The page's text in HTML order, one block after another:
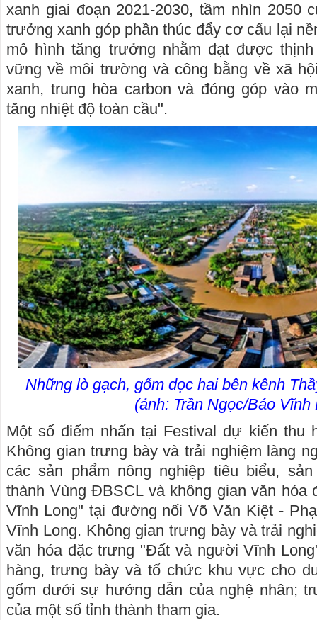
xanh giai đoạn 2021-2030, tầm nhìn 2050
trưởng xanh góp phần thúc đẩy cơ cấu lại
mô hình tăng trưởng nhằm đạt được
vững về môi trường và công bằng về xã
xanh, trung hòa carbon và đóng góp vào
tăng nhiệt độ toàn cầu".
Những lò gạch, gốm dọc hai bên kênh
(ảnh: Trần Ngọc/Báo Vĩnh
Một số điểm nhấn tại Festival dự kiến thu
Không gian trưng bày và trải nghiệm làng
các sản phẩm nông nghiệp tiêu biểu,
thành Vùng ĐBSCL và không gian văn
Vĩnh Long" tại đường nối Võ Văn Kiệt -
Vĩnh Long. Không gian trưng bày và trải
văn hóa đặc trưng "Đất và người Vĩnh
hàng, trưng bày và tổ chức khu vực cho
gốm dưới sự hướng dẫn của nghệ nhân;
của một số tỉnh thành tham gia.